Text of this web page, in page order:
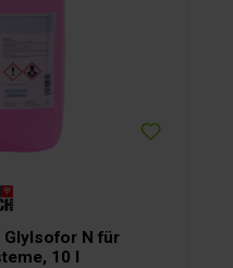
N für
10 l